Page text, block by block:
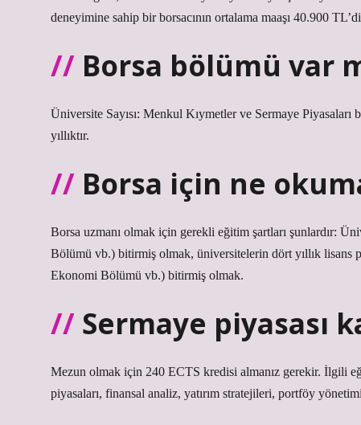
deneyimine sahip bir borsacının ortalama maaşı 40.900
Borsa bölümü var
Üniversite Sayısı: Menkul Kıymetler ve Sermaye
yıllıktır.
Borsa için ne
Borsa uzmanı olmak için gerekli eğitim şartları şunlardır:
Bölümü vb.) bitirmiş olmak, üniversitelerin dört yıllık
Ekonomi Bölümü vb.) bitirmiş olmak.
Sermaye piyasası
Mezun olmak için 240 ECTS kredisi almanız gerekir. İlgili
piyasaları, finansal analiz, yatırım stratejileri, portföy